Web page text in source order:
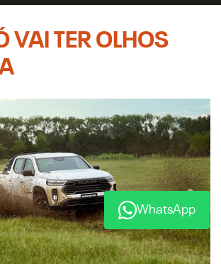
VAI TER OLHOS
WhatsApp